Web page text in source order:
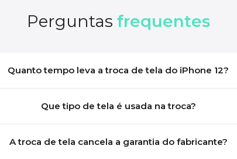
Perguntas frequentes
Quanto tempo leva a troca de tela do iPhone 12?
Que tipo de tela é usada na troca?
A troca de tela cancela a garantia do fabricante?